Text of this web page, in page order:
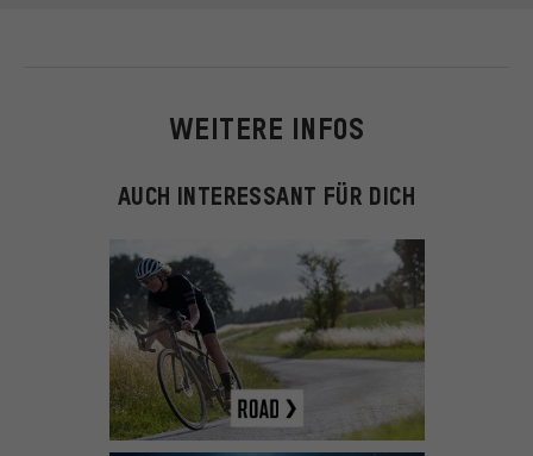
WEITERE INFOS
AUCH INTERESSANT FÜR DICH